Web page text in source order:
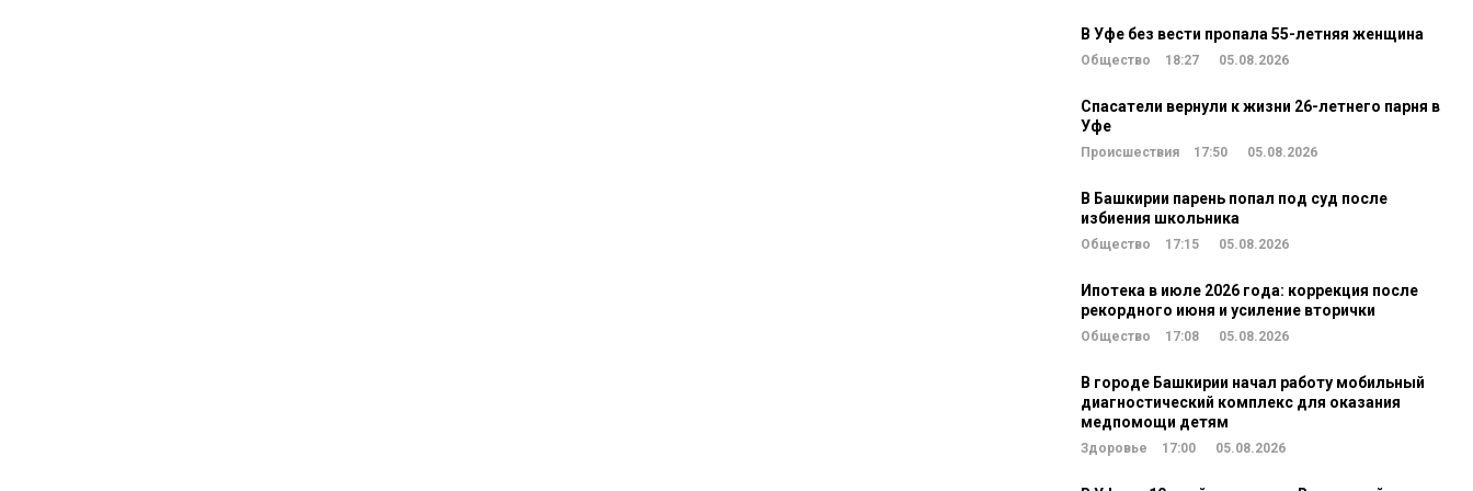
В Уфе без вести пропала 55-летняя женщина
Общество 18:27 05.08.2026
Спасатели вернули к жизни 26-летнего парня в
Уфе
Происшествия 17:50 05.08.2026
В Башкирии парень попал под суд после
избиения школьника
Общество 17:15 05.08.2026
Ипотека в июле 2026 года: коррекция после
рекордного июня и усиление вторички
Общество 17:08 05.08.2026
В городе Башкирии начал работу мобильный
диагностический комплекс для оказания
медпомощи детям
Здоровье 17:00 05.08.2026